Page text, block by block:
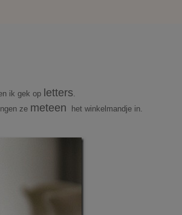
ik gek op letters
ze meteen het winkelmandje in.